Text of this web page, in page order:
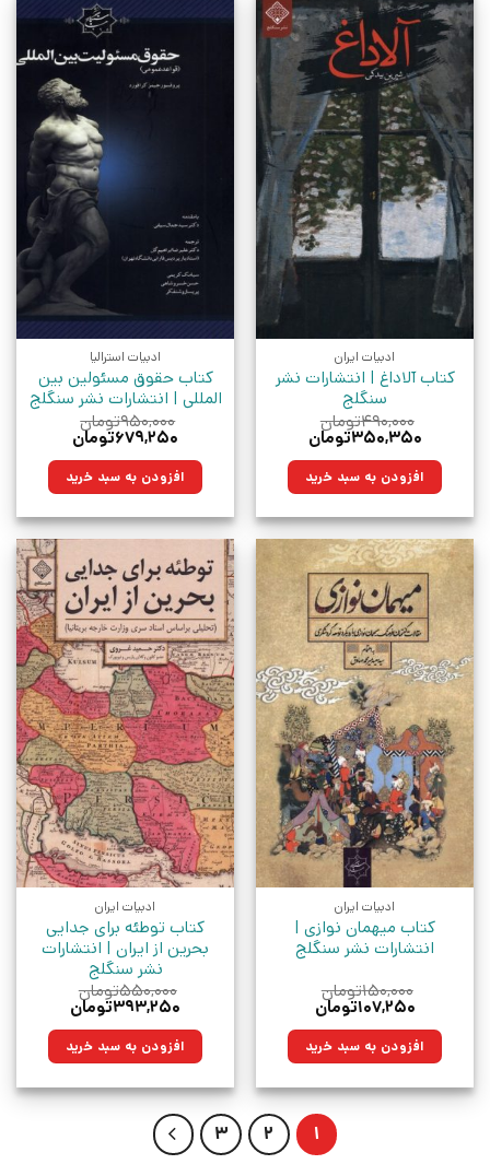
ادبیات ایران
کتاب آلاداغ | انتشارات نشر
سنگلج
۴۹۰,۰۰۰تومان
قیمت
۴۹۰,۰۰۰تومان
بود.
۳۵۰,۳۵۰تومان
۳۵۰,۳۵۰تومان. افزودن به سبد خرید
ادبیات استرالیا
کتاب حقوق مسئولین بین
المللی | انتشارات نشر سنگلج
۹۵۰,۰۰۰تومان
قیمت
۹۵۰,۰۰۰تومان
بود.
۶۷۹,۲۵۰تومان
۶۷۹,۲۵۰تومان.افزودن به سبد خرید
ادبیات ایران
کتاب میهمان نوازی |
انتشارات نشر سنگلج
۱۵۰,۰۰۰تومان
قیمت
۱۵۰,۰۰۰تومان
بود.
۱۰۷,۲۵۰تومان
۱۰۷,۲۵۰تومان.افزودن به سبد خرید
ادبیات ایران
کتاب توطئه برای جدایی
بحرین از ایران | انتشارات
نشر سنگلج
۵۵۰,۰۰۰تومان
قیمت
۵۵۰,۰۰۰تومان
بود.
۳۹۳,۲۵۰تومان
۳۹۳,۲۵۰تومان.افزودن به سبد خرید
1
2
3